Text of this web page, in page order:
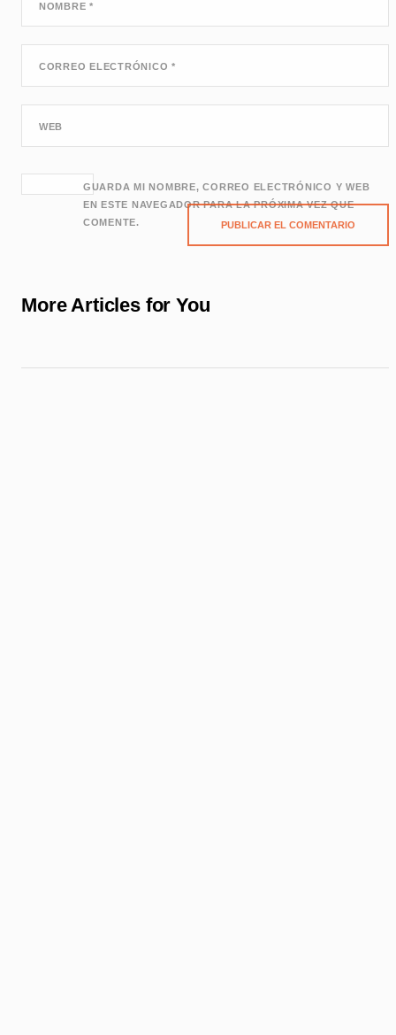
NOMBRE*
CORREO ELECTRÓNICO*
WEB
GUARDA MI NOMBRE, CORREO ELECTRÓNICO Y WEB
EN ESTE NAVEGADOR PARA LA PRÓXIMA VEZ QUE
COMENTE.
More Articles for You